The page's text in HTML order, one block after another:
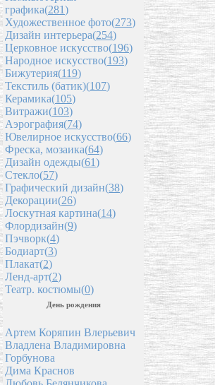
графика(281)
Художественное фото(273)
Дизайн интерьера(254)
Церковное искусство(196)
Народное искусство(193)
Бижутерия(119)
Текстиль (батик)(107)
Керамика(105)
Витражи(103)
Аэрография(74)
Ювелирное искусство(66)
Фреска, мозаика(64)
Дизайн одежды(61)
Стекло(57)
Графический дизайн(38)
Декорации(26)
Лоскутная картина(14)
Флордизайн(9)
Пэчворк(4)
Бодиарт(3)
Плакат(2)
Ленд-арт(2)
Театр. костюмы(0)
День рождения
Артем Коряпин Влерьевич
Владлена Владимировна
Горбунова
Дима Краснов